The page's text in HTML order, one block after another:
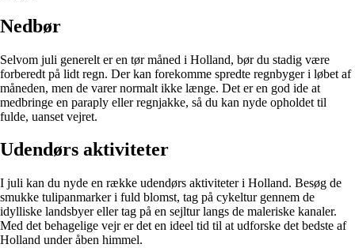
Nedbør
Selvom juli generelt er en tør måned i Holland, bør du stadig være
forberedt på lidt regn. Der kan forekomme spredte regnbyger i løbet af
måneden, men de varer normalt ikke længe. Det er en god ide at
medbringe en paraply eller regnjakke, så du kan nyde opholdet til
fulde, uanset vejret.
Udendørs aktiviteter
I juli kan du nyde en række udendørs aktiviteter i Holland. Besøg de
smukke tulipanmarker i fuld blomst, tag på cykeltur gennem de
idylliske landsbyer eller tag på en sejltur langs de maleriske kanaler.
Med det behagelige vejr er det en ideel tid til at udforske det bedste af
Holland under åben himmel.